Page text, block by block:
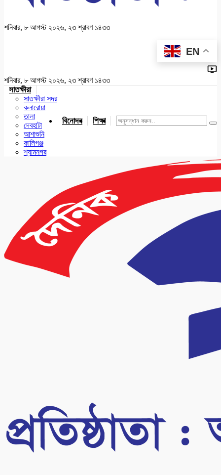
শনিবার, ৮ আগস্ট ২০২৬, ২৩ শ্রাবণ ১৪৩৩
EN
শনিবার, ৮ আগস্ট ২০২৬, ২৩ শ্রাবণ ১৪৩৩
সাতক্ষীরা
সাতক্ষীরা সদর
কলারোয়া
তালা
দেবহাটা
আশাশুনি
কালিগঞ্জ
শ্যামনগর
বিনোদন শিক্ষা খেলাধুলা জাতীয় যশোর